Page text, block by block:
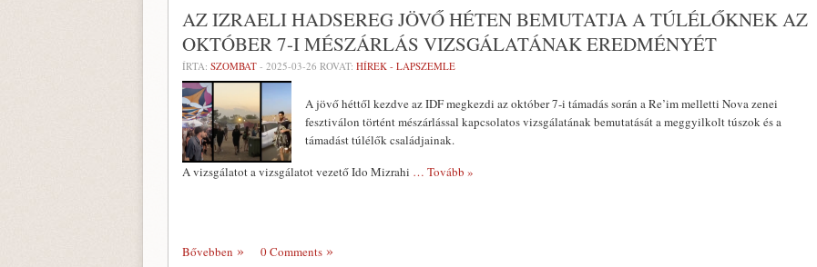
AZ IZRAELI HADSEREG JÖVŐ HÉTEN BEMUTATJA A TÚLÉLŐKNEK AZ
OKTÓBER 7-I MÉSZÁRLÁS VIZSGÁLATÁNAK EREDMÉNYÉT
ÍRTA: SZOMBAT - 2025-03-26 ROVAT: HÍREK - LAPSZEMLE
A jövő héttől kezdve az IDF megkezdi az október 7-i támadás során a Re’im melletti Nova zenei
fesztiválon történt mészárlással kapcsolatos vizsgálatának bemutatását a meggyilkolt túszok és a
támadást túlélők családjainak.
A vizsgálatot a vizsgálatot vezető Ido Mizrahi … Tovább »
Bővebben 0 Comments